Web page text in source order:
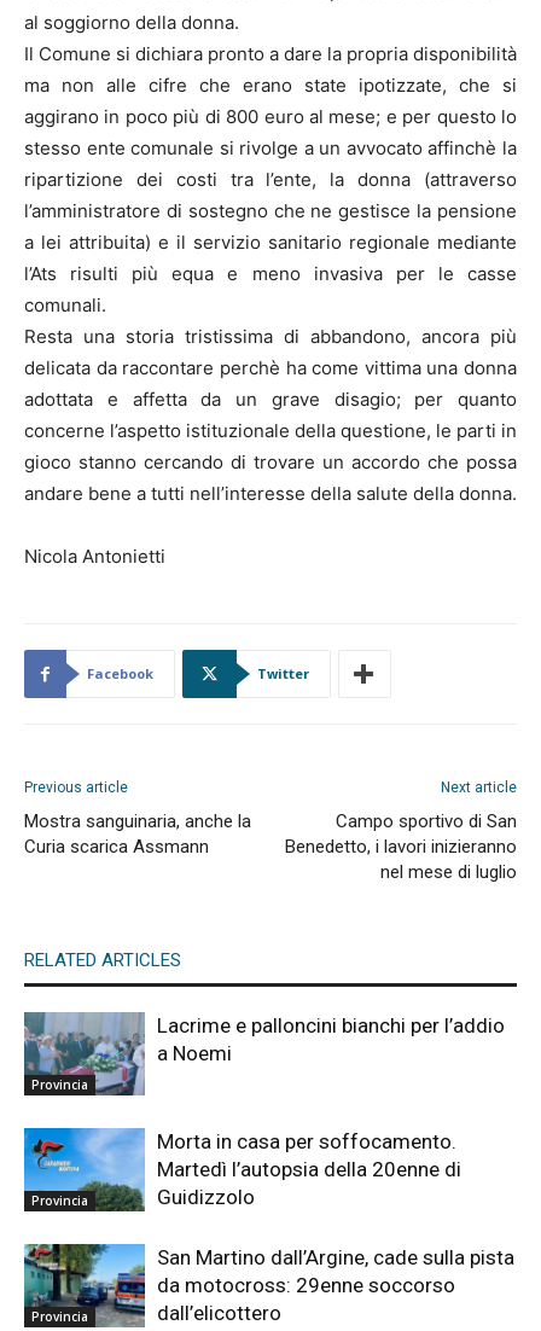
al soggiorno della donna.
Il Comune si dichiara pronto a dare la propria disponibilità
ma non alle cifre che erano state ipotizzate, che si
aggirano in poco più di 800 euro al mese; e per questo lo
stesso ente comunale si rivolge a un avvocato affinchè la
ripartizione dei costi tra l’ente, la donna (attraverso
l’amministratore di sostegno che ne gestisce la pensione
a lei attribuita) e il servizio sanitario regionale mediante
l’Ats risulti più equa e meno invasiva per le casse
comunali.
Resta una storia tristissima di abbandono, ancora più
delicata da raccontare perchè ha come vittima una donna
adottata e affetta da un grave disagio; per quanto
concerne l’aspetto istituzionale della questione, le parti in
gioco stanno cercando di trovare un accordo che possa
andare bene a tutti nell’interesse della salute della donna.
Nicola Antonietti
Facebook Twitter
Previous article
Mostra sanguinaria, anche la
Curia scarica Assmann
Next article
Campo sportivo di San
Benedetto, i lavori inizieranno
nel mese di luglio
RELATED ARTICLES
Provincia
Lacrime e palloncini bianchi per l’addio
a Noemi
Provincia
Morta in casa per soffocamento.
Martedì l’autopsia della 20enne di
Guidizzolo
Provincia
San Martino dall’Argine, cade sulla pista
da motocross: 29enne soccorso
dall’elicottero